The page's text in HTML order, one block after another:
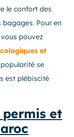
le confort des
Pour en
pouvez
et
se
est plébiscité
et